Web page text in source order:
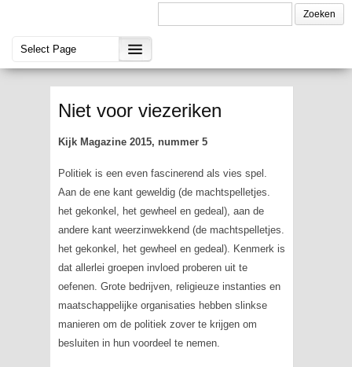
Niet voor viezeriken
Kijk Magazine 2015, nummer 5
Politiek is een even fascinerend als vies spel.
Aan de ene kant geweldig (de machtspelletjes.
het gekonkel, het gewheel en gedeal), aan de
andere kant weerzinwekkend (de machtspelletjes.
het gekonkel, het gewheel en gedeal). Kenmerk is
dat allerlei groepen invloed proberen uit te
oefenen. Grote bedrijven, religieuze instanties en
maatschappelijke organisaties hebben slinkse
manieren om de politiek zover te krijgen om
besluiten in hun voordeel te nemen.